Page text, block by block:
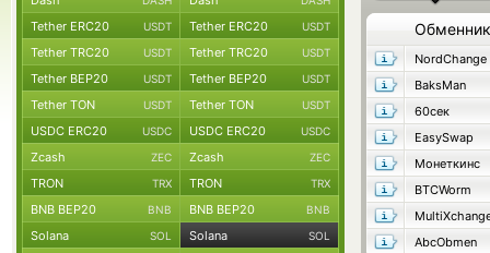
Обменник
NordChange
BaksMan
60сек
EasySwap
Монеткинс
BTCWorm
AbcObmen
Tether ERC20 USDT Tether ERC20 USDT
Tether TRC20 USDT Tether TRC20 USDT
Tether BEP20 USDT Tether BEP20 USDT
Tether TON USDT Tether TON USDT
USDC ERC20 USDC USDC ERC20 USDC
Zcash ZEC Zcash ZEC
TRON TRX TRON TRX
BNB BEP20 BNB BNB BEP20 BNB
Solana SOL Solana SOL